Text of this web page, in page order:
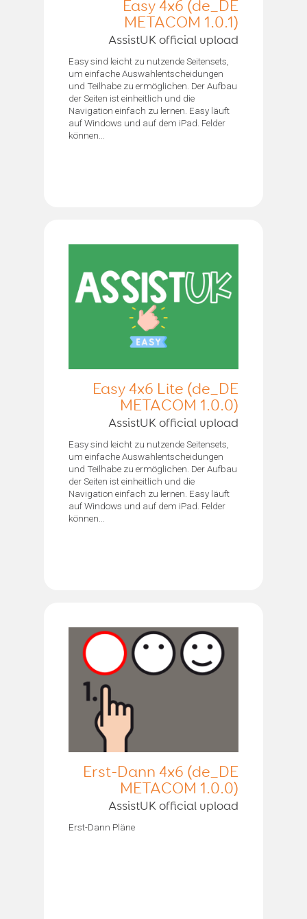
Easy 4x6 (de_DE
METACOM 1.0.1)
AssistUK official upload
Easy sind leicht zu nutzende Seitensets,
um einfache Auswahlentscheidungen
und Teilhabe zu ermöglichen. Der Aufbau
der Seiten ist einheitlich und die
Navigation einfach zu lernen. Easy läuft
auf Windows und auf dem iPad. Felder
können...
Easy 4x6 Lite (de_DE
METACOM 1.0.0)
AssistUK official upload
Easy sind leicht zu nutzende Seitensets,
um einfache Auswahlentscheidungen
und Teilhabe zu ermöglichen. Der Aufbau
der Seiten ist einheitlich und die
Navigation einfach zu lernen. Easy läuft
auf Windows und auf dem iPad. Felder
können...
Erst-Dann 4x6 (de_DE
METACOM 1.0.0)
AssistUK official upload
Erst-Dann Pläne